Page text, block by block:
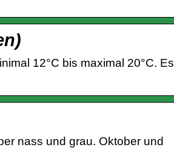
12°C bis maximal 20°C. Es
nass und grau. Oktober und